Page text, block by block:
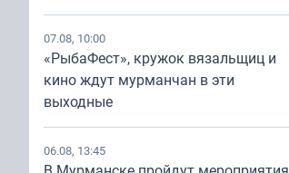
07.08, 10:00
«РыбаФест», кружок вязальщиц и
кино ждут мурманчан в эти
выходные
06.08, 13:45